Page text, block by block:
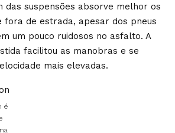
das suspensões absorve melhor os
fora de estrada, apesar dos pneus
um pouco ruidosos no asfalto. A
facilitou as manobras e se
mais elevadas.
é